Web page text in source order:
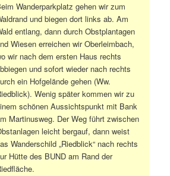
Wanderparkplatz gehen wir zum
und biegen dort links ab. Am
entlang, dann durch Obstplantagen
Wiesen erreichen wir Oberleimbach,
wir nach dem ersten Haus rechts
und sofort wieder nach rechts
ein Hofgelände gehen (Ww.
Wenig später kommen wir zu
schönen Aussichtspunkt mit Bank
Martinusweg. Der Weg führt zwischen
leicht bergauf, dann weist
Wanderschild „Riedblick“ nach rechts
Hütte des BUND am Rand der